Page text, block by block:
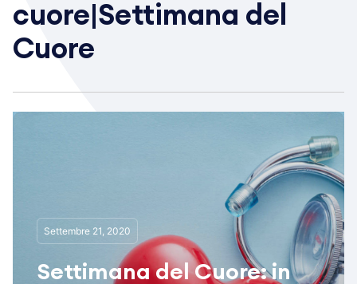
cuore|Settimana del
Cuore
Settembre 21, 2020
Settimana del Cuore: in